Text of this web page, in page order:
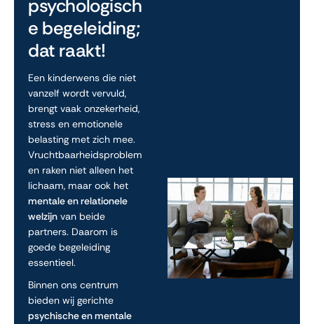
psychologisch
e begeleiding;
dat raakt!
Een kinderwens die niet
vanzelf wordt vervuld,
brengt vaak onzekerheid,
stress en emotionele
belasting met zich mee.
Vruchtbaarheidsproblem
en raken niet alleen het
lichaam, maar ook het
mentale en relationele
welzijn van beide
partners. Daarom is
goede begeleiding
essentieel.
Binnen ons centrum
bieden wij gerichte
psychische en mentale